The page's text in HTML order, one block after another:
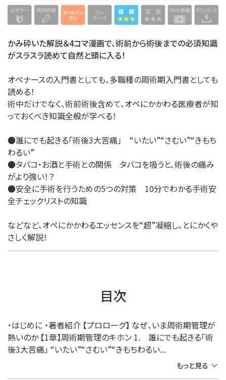
かみ砕いた解説＆4コマ漫画で、術前から術後までの必須知識
がスラスラ読めて自然と頭に入る！
オペナースの入門書としても、多職種の周術期入門書としても
読める！
術中だけでなく、術前術後含めて、オペにかかわる医療者が知
っておくべき知識全般が学べる！
●誰にでも起きる「術後3大苦痛」 “いたい”“さむい”“きもち
わるい”
●タバコ・お酒と手術との関係 タバコを吸うと、術後の痛み
がより強い！？
●安全に手術を行うための5つの対策 10分でわかる手術安
全チェックリストの知識
などなど、オペにかかわるエッセンスを“超”凝縮し、とにかくや
さしく解説！
目次
・はじめに ・著者紹介 【プロローグ】 なぜ、いま周術期管理が
熱いのか 【1章】周術期管理のキホン 1. 誰にでも起きる「術
後3大苦痛」 “いたい”“さむい”“きもちわるい...
もっと見る